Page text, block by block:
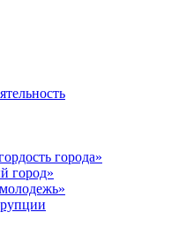
города»
город»